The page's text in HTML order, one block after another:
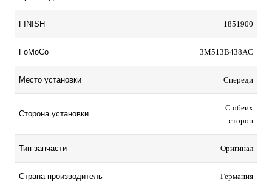
FINISH 1851900
FoMoCo 3M513B438AC
Место установки Спереди
Сторона установки
С обеих
сторон
Тип запчасти Оригинал
Страна производитель Германия